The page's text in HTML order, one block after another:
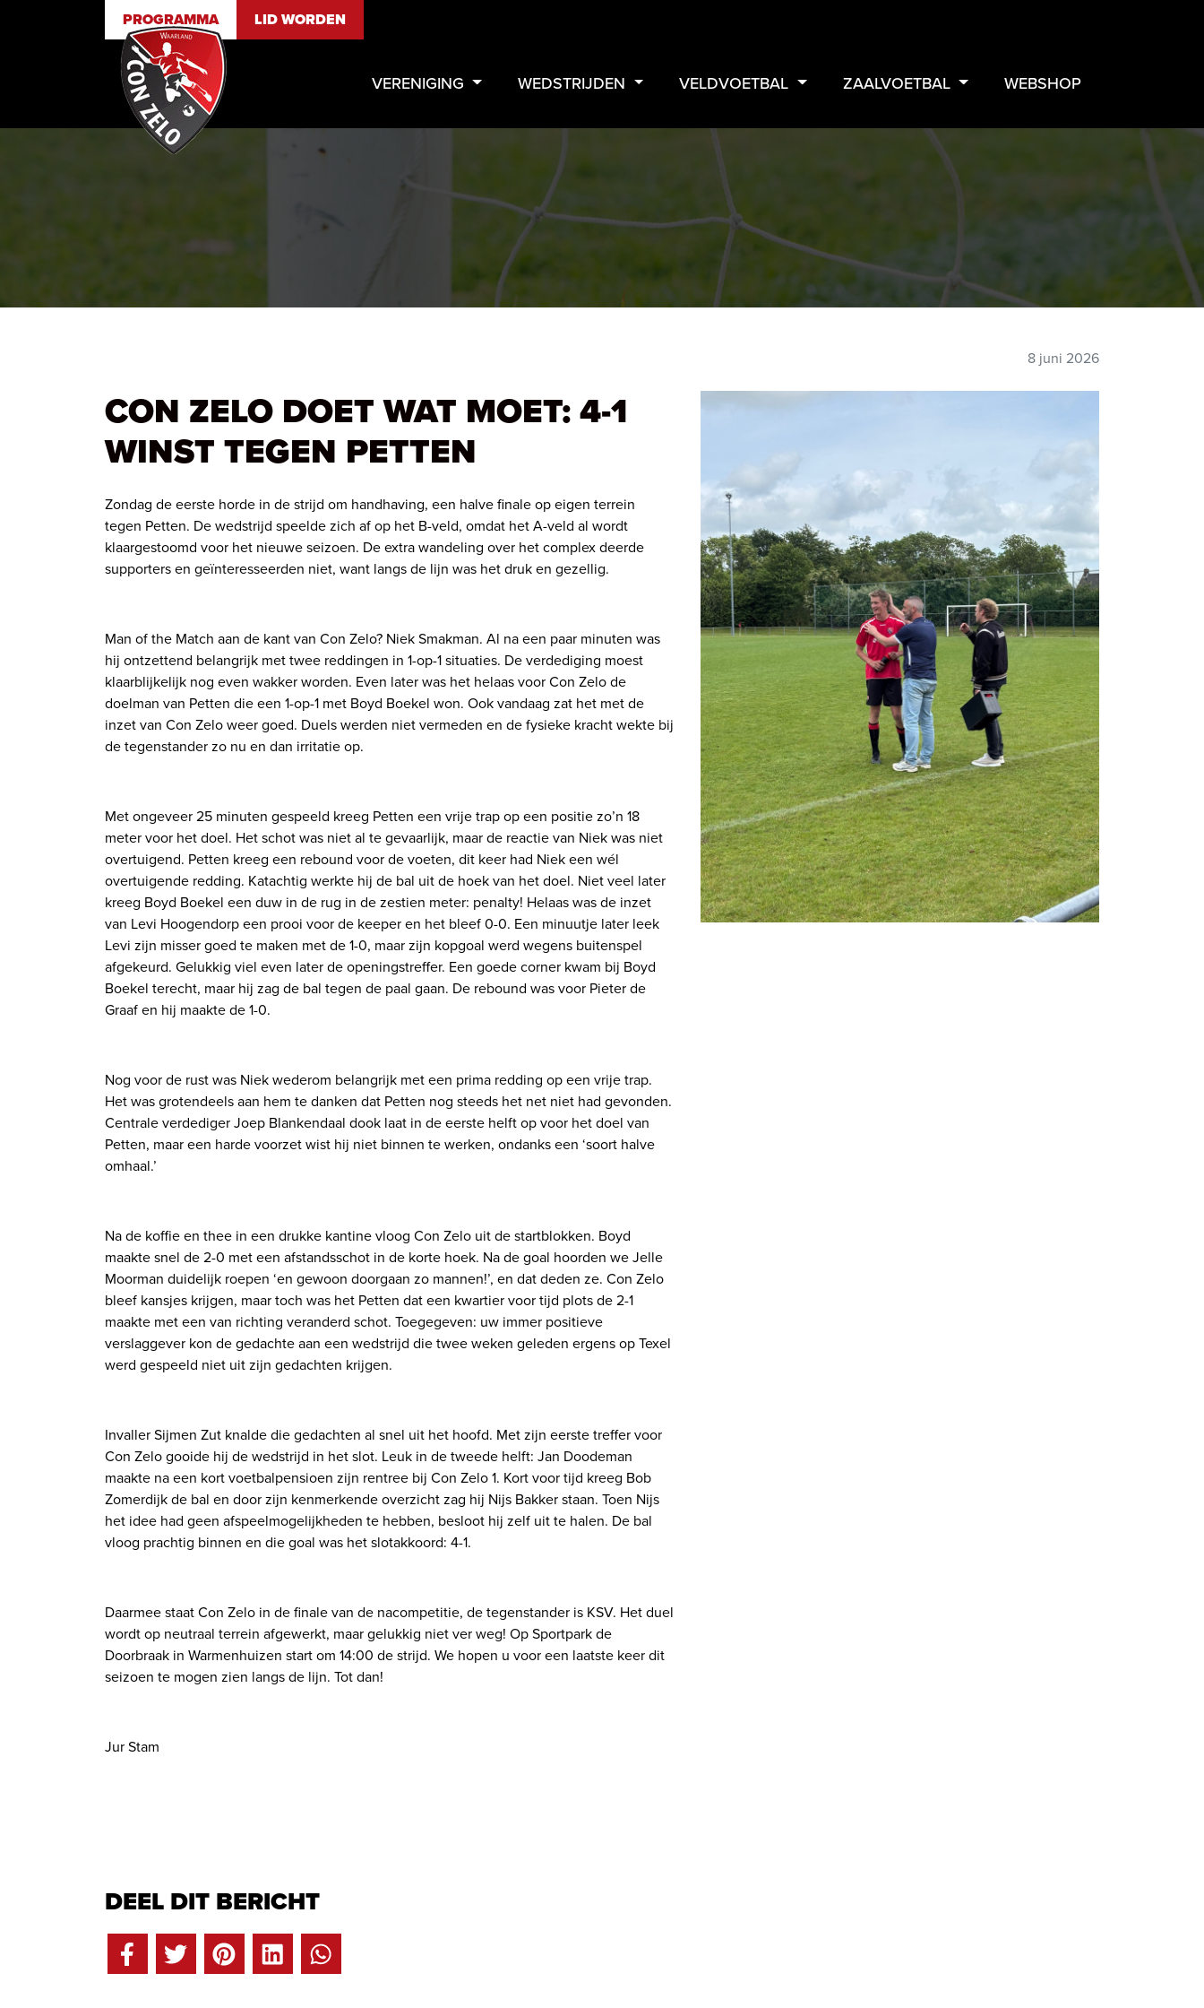
PROGRAMMA LID WORDEN
VERENIGING WEDSTRIJDEN VELDVOETBAL ZAALVOETBAL WEBSHOP
8 juni 2026
CON ZELO DOET WAT MOET: 4-1
WINST TEGEN PETTEN
Zondag de eerste horde in de strijd om handhaving, een halve finale op eigen terrein
tegen Petten. De wedstrijd speelde zich af op het B-veld, omdat het A-veld al wordt
klaargestoomd voor het nieuwe seizoen. De extra wandeling over het complex deerde
supporters en geïnteresseerden niet, want langs de lijn was het druk en gezellig.
Man of the Match aan de kant van Con Zelo? Niek Smakman. Al na een paar minuten was
hij ontzettend belangrijk met twee reddingen in 1-op-1 situaties. De verdediging moest
klaarblijkelijk nog even wakker worden. Even later was het helaas voor Con Zelo de
doelman van Petten die een 1-op-1 met Boyd Boekel won. Ook vandaag zat het met de
inzet van Con Zelo weer goed. Duels werden niet vermeden en de fysieke kracht wekte bij
de tegenstander zo nu en dan irritatie op.
Met ongeveer 25 minuten gespeeld kreeg Petten een vrije trap op een positie zo’n 18
meter voor het doel. Het schot was niet al te gevaarlijk, maar de reactie van Niek was niet
overtuigend. Petten kreeg een rebound voor de voeten, dit keer had Niek een wél
overtuigende redding. Katachtig werkte hij de bal uit de hoek van het doel. Niet veel later
kreeg Boyd Boekel een duw in de rug in de zestien meter: penalty! Helaas was de inzet
van Levi Hoogendorp een prooi voor de keeper en het bleef 0-0. Een minuutje later leek
Levi zijn misser goed te maken met de 1-0, maar zijn kopgoal werd wegens buitenspel
afgekeurd. Gelukkig viel even later de openingstreffer. Een goede corner kwam bij Boyd
Boekel terecht, maar hij zag de bal tegen de paal gaan. De rebound was voor Pieter de
Graaf en hij maakte de 1-0.
Nog voor de rust was Niek wederom belangrijk met een prima redding op een vrije trap.
Het was grotendeels aan hem te danken dat Petten nog steeds het net niet had gevonden.
Centrale verdediger Joep Blankendaal dook laat in de eerste helft op voor het doel van
Petten, maar een harde voorzet wist hij niet binnen te werken, ondanks een ‘soort halve
omhaal.’
Na de koffie en thee in een drukke kantine vloog Con Zelo uit de startblokken. Boyd
maakte snel de 2-0 met een afstandsschot in de korte hoek. Na de goal hoorden we Jelle
Moorman duidelijk roepen ‘en gewoon doorgaan zo mannen!’, en dat deden ze. Con Zelo
bleef kansjes krijgen, maar toch was het Petten dat een kwartier voor tijd plots de 2-1
maakte met een van richting veranderd schot. Toegegeven: uw immer positieve
verslaggever kon de gedachte aan een wedstrijd die twee weken geleden ergens op Texel
werd gespeeld niet uit zijn gedachten krijgen.
Invaller Sijmen Zut knalde die gedachten al snel uit het hoofd. Met zijn eerste treffer voor
Con Zelo gooide hij de wedstrijd in het slot. Leuk in de tweede helft: Jan Doodeman
maakte na een kort voetbalpensioen zijn rentree bij Con Zelo 1. Kort voor tijd kreeg Bob
Zomerdijk de bal en door zijn kenmerkende overzicht zag hij Nijs Bakker staan. Toen Nijs
het idee had geen afspeelmogelijkheden te hebben, besloot hij zelf uit te halen. De bal
vloog prachtig binnen en die goal was het slotakkoord: 4-1.
Daarmee staat Con Zelo in de finale van de nacompetitie, de tegenstander is KSV. Het duel
wordt op neutraal terrein afgewerkt, maar gelukkig niet ver weg! Op Sportpark de
Doorbraak in Warmenhuizen start om 14:00 de strijd. We hopen u voor een laatste keer dit
seizoen te mogen zien langs de lijn. Tot dan!
Jur Stam
DEEL DIT BERICHT